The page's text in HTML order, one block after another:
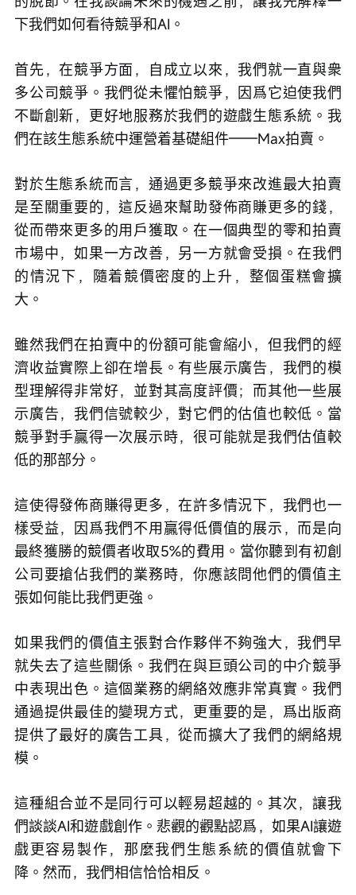
下我們如何看待競爭和AI。
首先，在競爭方面，自成立以來，我們就一直與衆
多公司競爭。我們從未懼怕競爭，因爲它迫使我們
不斷創新，更好地服務於我們的遊戲生態系統。我
們在該生態系統中運營着基礎組件——Max拍賣。
對於生態系統而言，通過更多競爭來改進最大拍賣
是至關重要的，這反過來幫助發佈商賺更多的錢，
從而帶來更多的用戶獲取。在一個典型的零和拍賣
市場中，如果一方改善，另一方就會受損。在我們
的情況下，隨着競價密度的上升，整個蛋糕會擴
大。
雖然我們在拍賣中的份額可能會縮小，但我們的經
濟收益實際上卻在增長。有些展示廣告，我們的模
型理解得非常好，並對其高度評價；而其他一些展
示廣告，我們信號較少，對它們的估值也較低。當
競爭對手贏得一次展示時，很可能就是我們估值較
低的那部分。
這使得發佈商賺得更多，在許多情況下，我們也一
樣受益，因爲我們不用贏得低價值的展示，而是向
最終獲勝的競價者收取5%的費用。當你聽到有初創
公司要搶佔我們的業務時，你應該問他們的價值主
張如何能比我們更強。
如果我們的價值主張對合作夥伴不夠強大，我們早
就失去了這些關係。我們在與巨頭公司的中介競爭
中表現出色。這個業務的網絡效應非常真實。我們
通過提供最佳的變現方式，更重要的是，爲出版商
提供了最好的廣告工具，從而擴大了我們的網絡規
模。
這種組合並不是同行可以輕易超越的。其次，讓我
們談談AI和遊戲創作。悲觀的觀點認爲，如果AI讓遊
戲更容易製作，那麼我們生態系統的價值就會下
降。然而，我們相信恰恰相反。